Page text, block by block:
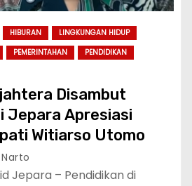
HIBURAN
LINGKUNGAN HIDUP
PEMERINTAHAN
PENDIDIKAN
Disambut
Jepara Apresiasi
Witiarso Utomo
Jepara – Pendidikan di